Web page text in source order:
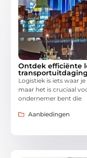
Ontdek efficiënte
Logistiek is iets waar
maar het is cruciaal
ondernemer bent die
Aanbiedingen